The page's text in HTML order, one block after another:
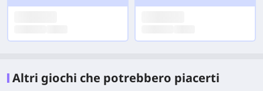
Altri giochi che potrebbero piacerti